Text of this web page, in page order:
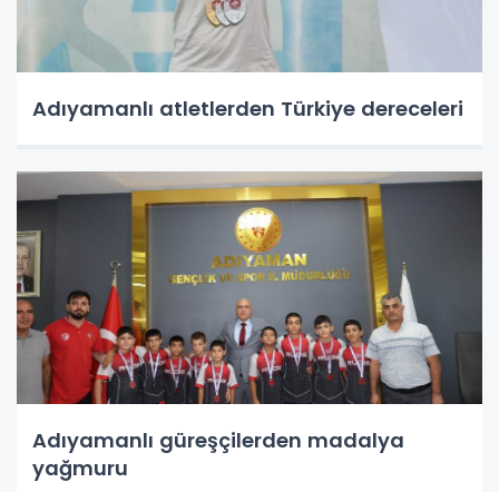
Adıyamanlı atletlerden Türkiye dereceleri
Adıyamanlı güreşçilerden madalya
yağmuru